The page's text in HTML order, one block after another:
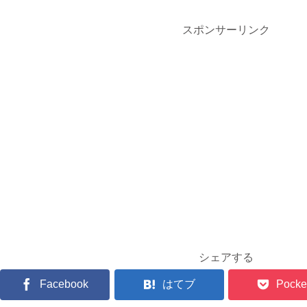
スポンサーリンク
シェアする
Facebook はてブ